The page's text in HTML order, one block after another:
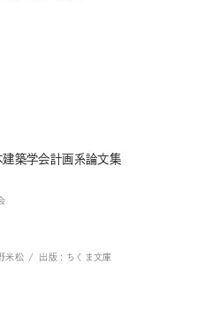
建築学会計画系論文集
米松 出版 : ちくま文庫